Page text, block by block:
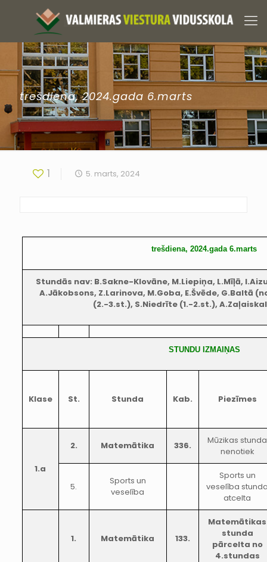
trešdiena, 2024.gada 6.marts
1 5. marts, 2024
trešdiena, 2024.gada 6.marts
Stundās nav: B.Sakne-Klovāne, M.Liepiņa, L.Mīļā,
A.Jākobsons, Z.Larinova, M.Goba, E.Švēde, G.Baltā
(2.-3.st.), S.Niedrīte (1.-2.st.),
STUNDU IZMAIŅAS
Klase St. Stunda Kab. Piezīmes
1.a
2. Matemātika 336.
Mūzikas stunda
nenotiek
5.
Sports un
veselība
Sports un
veselība
atcelta
1. Matemātika 133.
Matemātikas
stunda
pārcelta no
4.stundas